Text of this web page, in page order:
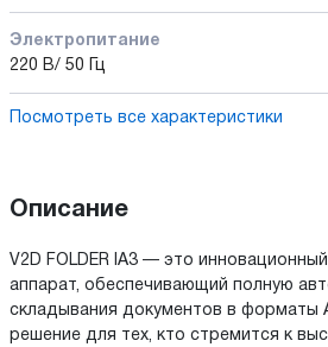
Электропитание
220 В/ 50 Гц
Посмотреть все характеристики
Описание
V2D FOLDER IA3 — это
аппарат, обеспечивающий полную
складывания документов в форматы
решение для тех, кто стремится к